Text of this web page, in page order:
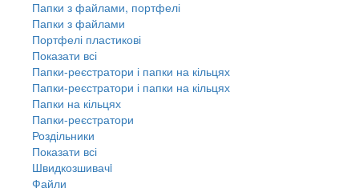
Папки з файлами, портфелі
Папки з файлами
Портфелі пластикові
Показати всі
Папки-реєстратори і папки на кільцях
Папки-реєстратори і папки на кільцях
Папки на кільцях
Папки-реєстратори
Роздільники
Показати всі
Швидкозшивачi
Файли